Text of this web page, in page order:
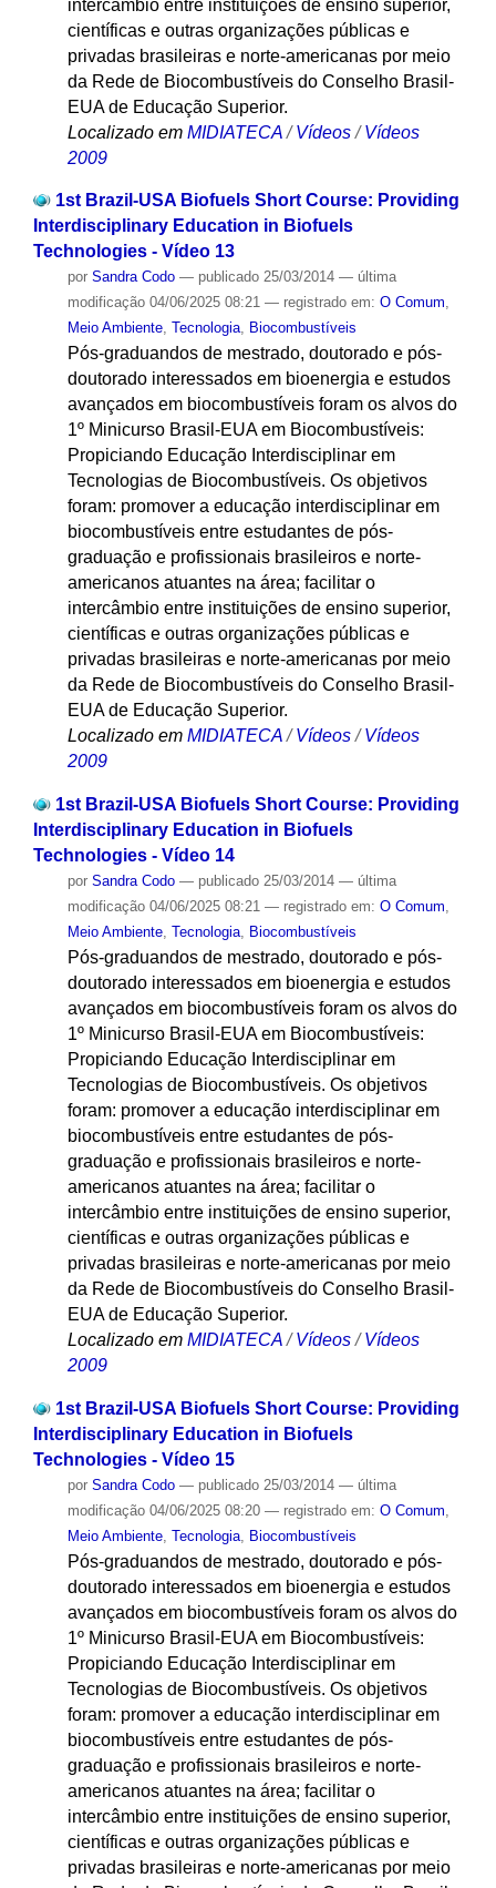
intercâmbio entre instituições de ensino superior,
científicas e outras organizações públicas e
privadas brasileiras e norte-americanas por meio
da Rede de Biocombustíveis do Conselho Brasil-
EUA de Educação Superior.
Localizado em MIDIATECA /Vídeos /Vídeos
2009
1st Brazil-USA Biofuels Short Course: Providing
Interdisciplinary Education in Biofuels
Technologies - Vídeo 13
por Sandra Codo — publicado25/03/2014 — última
modificação04/06/2025 08:21 — registrado em: O Comum,
Meio Ambiente, Tecnologia, Biocombustíveis
Pós-graduandos de mestrado, doutorado e pós-
doutorado interessados em bioenergia e estudos
avançados em biocombustíveis foram os alvos do
1º Minicurso Brasil-EUA em Biocombustíveis:
Propiciando Educação Interdisciplinar em
Tecnologias de Biocombustíveis. Os objetivos
foram: promover a educação interdisciplinar em
biocombustíveis entre estudantes de pós-
graduação e profissionais brasileiros e norte-
americanos atuantes na área; facilitar o
intercâmbio entre instituições de ensino superior,
científicas e outras organizações públicas e
privadas brasileiras e norte-americanas por meio
da Rede de Biocombustíveis do Conselho Brasil-
EUA de Educação Superior.
Localizado em MIDIATECA /Vídeos /Vídeos
2009
1st Brazil-USA Biofuels Short Course: Providing
Interdisciplinary Education in Biofuels
Technologies - Vídeo 14
por Sandra Codo — publicado25/03/2014 — última
modificação04/06/2025 08:21 — registrado em: O Comum,
Meio Ambiente, Tecnologia, Biocombustíveis
Pós-graduandos de mestrado, doutorado e pós-
doutorado interessados em bioenergia e estudos
avançados em biocombustíveis foram os alvos do
1º Minicurso Brasil-EUA em Biocombustíveis:
Propiciando Educação Interdisciplinar em
Tecnologias de Biocombustíveis. Os objetivos
foram: promover a educação interdisciplinar em
biocombustíveis entre estudantes de pós-
graduação e profissionais brasileiros e norte-
americanos atuantes na área; facilitar o
intercâmbio entre instituições de ensino superior,
científicas e outras organizações públicas e
privadas brasileiras e norte-americanas por meio
da Rede de Biocombustíveis do Conselho Brasil-
EUA de Educação Superior.
Localizado em MIDIATECA /Vídeos /Vídeos
2009
1st Brazil-USA Biofuels Short Course: Providing
Interdisciplinary Education in Biofuels
Technologies - Vídeo 15
por Sandra Codo — publicado25/03/2014 — última
modificação04/06/2025 08:20 — registrado em: O Comum
Meio Ambiente, Tecnologia, Biocombustíveis
Pós-graduandos de mestrado, doutorado e pós-
doutorado interessados em bioenergia e estudos
avançados em biocombustíveis foram os alvos do
1º Minicurso Brasil-EUA em Biocombustíveis:
Propiciando Educação Interdisciplinar em
Tecnologias de Biocombustíveis. Os objetivos
foram: promover a educação interdisciplinar em
biocombustíveis entre estudantes de pós-
graduação e profissionais brasileiros e norte-
americanos atuantes na área; facilitar o
intercâmbio entre instituições de ensino superior,
científicas e outras organizações públicas e
privadas brasileiras e norte-americanas por meio